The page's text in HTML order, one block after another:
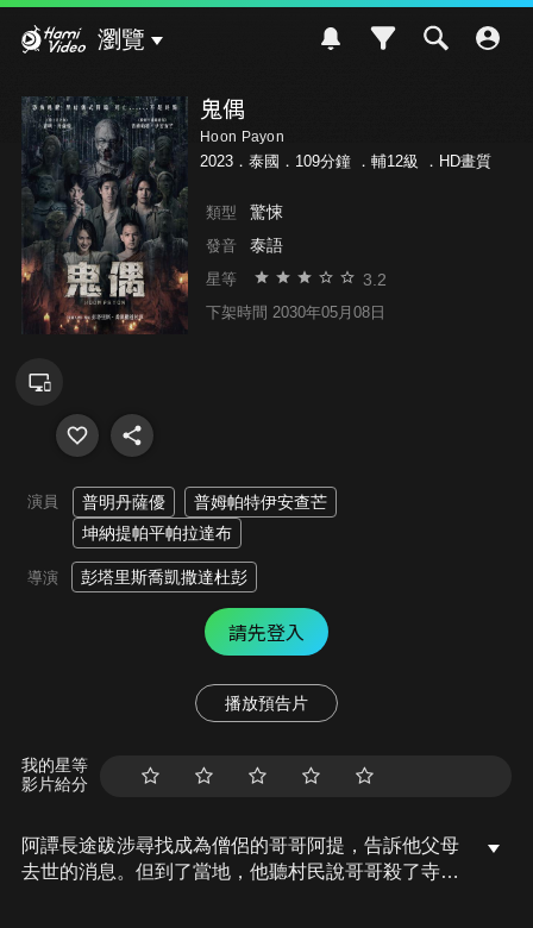
瀏覽
鬼偶
Hoon Payon
2023．泰國．109分鐘 ． 輔12級 ．HD畫質
類型 驚悚
發音 泰語
星等 3.2
下架時間 2030年05月08日
演員 普明丹薩優
普姆帕特伊安查芒
坤納提帕平帕拉達布
導演 彭塔里斯喬凱撒達杜彭
請先登入
播放預告片
我的星等
影片給分
阿譚長途跋涉尋找成為僧侶的哥哥阿提，告訴他父母
去世的消息。但到了當地，他聽村民說哥哥殺了寺廟